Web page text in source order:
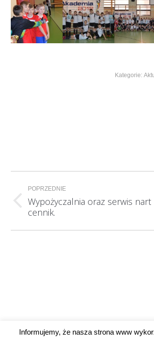
Kategorie:
Nawigacja
wpisów
POPRZEDNIE
Poprzedni
wpis:
Wypożyczalnia oraz serwis nart
cennik.
Informujemy, że nasza strona www